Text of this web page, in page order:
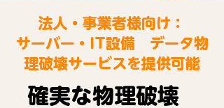
法人・事業者様向け：
サーバー・IT設備 データ物
理破壊サービスを提供可能
確実な物理破壊